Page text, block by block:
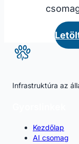
Infrastruktúra az
Kezdőlap
AI csomag